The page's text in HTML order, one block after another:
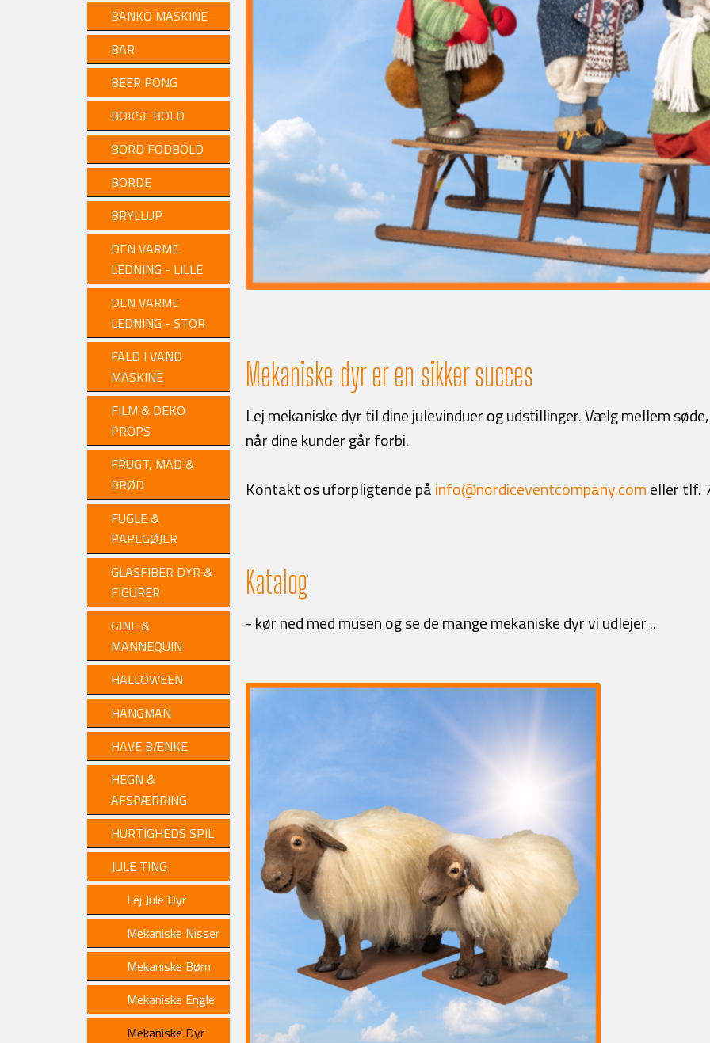
BANKO MASKINE
BAR
BEER PONG
BOKSE BOLD
BORD FODBOLD
BORDE
BRYLLUP
DEN VARME
LEDNING - LILLE
DEN VARME
LEDNING - STOR
FALD I VAND
MASKINE
FILM & DEKO
PROPS
FRUGT, MAD &
BRØD
FUGLE &
PAPEGØJER
GLASFIBER DYR &
FIGURER
GINE &
MANNEQUIN
HALLOWEEN
HANGMAN
HAVE BÆNKE
HEGN &
AFSPÆRRING
HURTIGHEDS SPIL
JULE TING
Lej Jule Dyr
Mekaniske Nisser
Mekaniske Børn
Mekaniske Engle
Mekaniske Dyr
Mekaniske dyr er en sikker succes
Lej mekaniske dyr til dine julevinduer og udstillinger. Vælg mellem
når dine kunder går forbi.
Kontakt os uforpligtende påinfo@nordiceventcompany.comeller tlf.
Katalog
- kør ned med musen og se de mange mekaniske dyr vi udlejer ..